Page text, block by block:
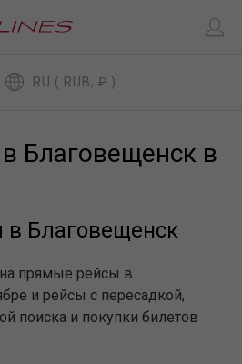
RU ( RUB, ₽ )
Благовещенск в
в Благовещенск
прямые рейсы в
и рейсы с пересадкой,
поиска и покупки билетов